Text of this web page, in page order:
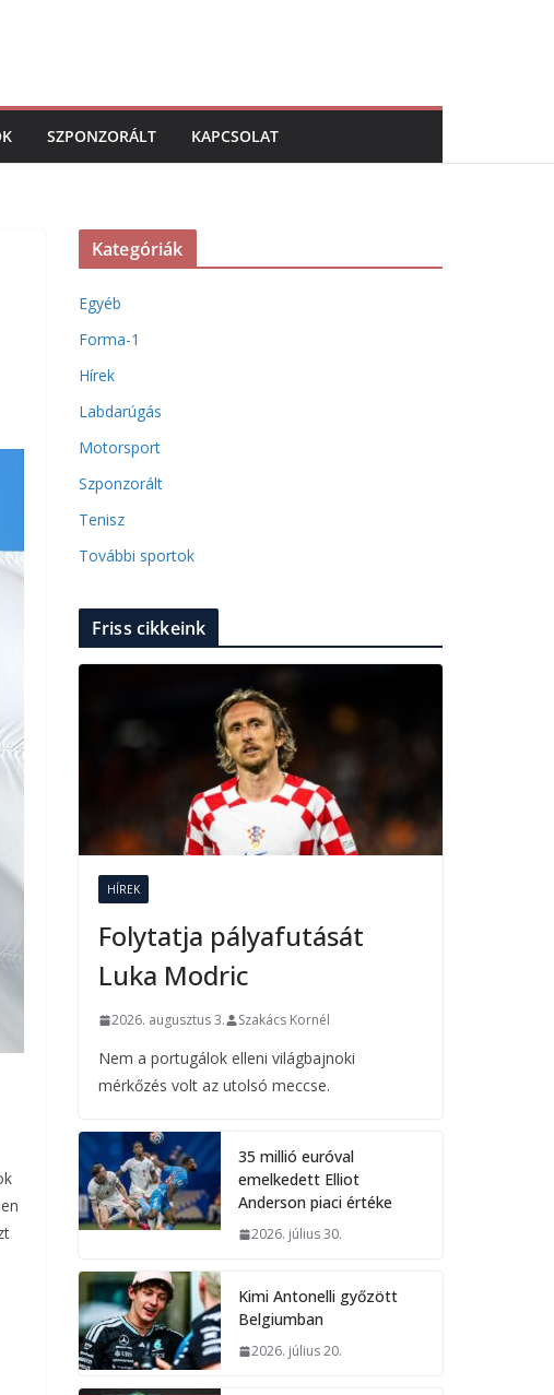
SZPONZORÁLT KAPCSOLAT
Kategóriák
Egyéb
Forma-1
Hírek
Labdarúgás
Motorsport
Szponzorált
Tenisz
További sportok
Friss cikkeink
HÍREK
Folytatja pályafutását
Luka Modric
2026. augusztus 3. Szakács Kornél
Nem a portugálok elleni világbajnoki
mérkőzés volt az utolsó meccse.
35 millió euróval
emelkedett Elliot
Anderson piaci értéke
2026. július 30.
Kimi Antonelli győzött
Belgiumban
2026. július 20.